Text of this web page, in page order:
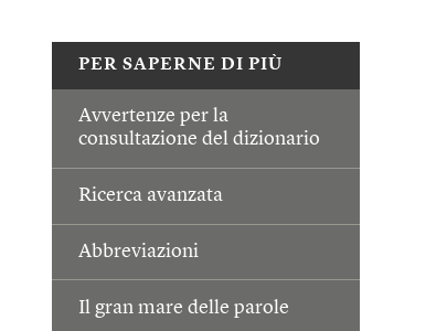
PER SAPERNE DI PIÙ
Avvertenze per la
consultazione del dizionario
Ricerca avanzata
Abbreviazioni
Il gran mare delle parole